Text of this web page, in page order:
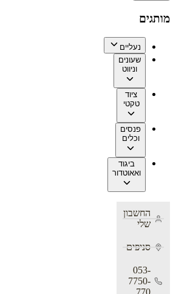
מותגים
נעליים
שעונים
וניווט
ציוד
טקטי
פנסים
וכלים
ביגוד
ואאוטדור
החשבון
שלי
סניפים
053-
7750-
770